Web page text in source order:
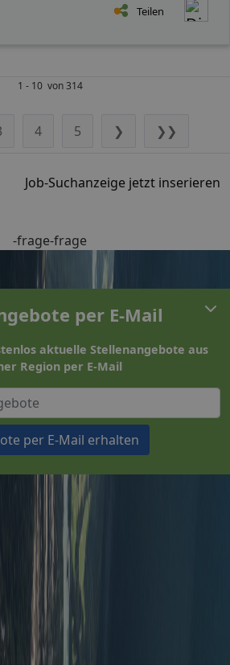
Teilen
1 - 10 von 314
4 5 ❯ ❯❯
Job-Suchanzeige jetzt inserieren
-frage-frage
per E-Mail
aktuelle Stellenangebote aus
Region per E-Mail
per E-Mail erhalten